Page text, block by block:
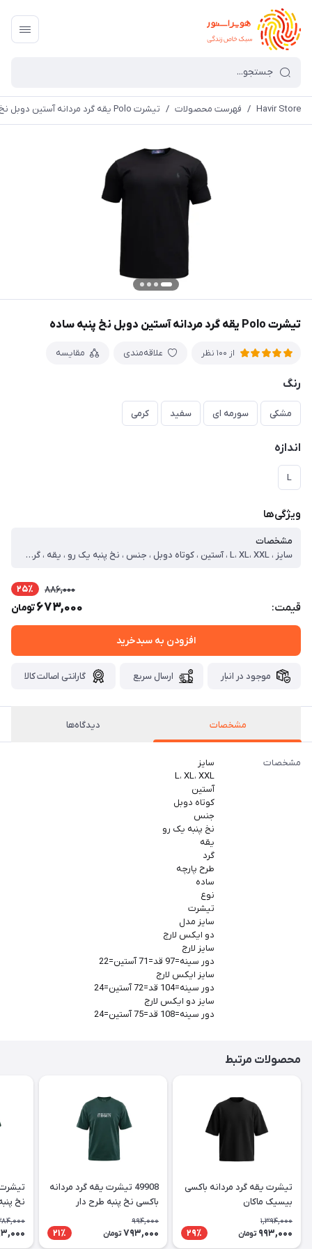
Havir Store
/ فهرست محصولات / تیشرت Polo یقه گرد مردانه آستین دوبل نخ پنبه ساده
تیشرت Polo یقه گرد مردانه آستین دوبل نخ پنبه ساده
از 100 نظر علاقه‌مندی مقایسه
رنگ
مشکی سورمه ای سفید کرمی
اندازه
L
ویژگی‌ها
مشخصات
سایز ، L، XL، XXL ، آستین ، کوتاه دوبل ، جنس ، نخ پنبه یک رو ، یقه ، گرد ، طرح پارچه ، ساده ، نوع ، تیشرت ، سایز مدل ، دو ایکس لارج ، سایز لارج ، دور سینه=97 قد=71 آستین=22 ، سایز ایکس لارج ، دور سینه=104 قد=72 آستین=24 ، سایز دو ایکس لارج ، دور سینه=108 قد=75 آستین=24
قیمت:
886,000 25٪
673,000تومان
افزودن به سبدخرید
موجود در انبار ارسال سریع گارانتی اصالت کالا
مشخصات دیدگاه‌ها
مشخصات
سایز
L، XL، XXL
آستین
کوتاه دوبل
جنس
نخ پنبه یک رو
یقه
گرد
طرح پارچه
ساده
نوع
تیشرت
سایز مدل
دو ایکس لارج
سایز لارج
دور سینه=97 قد=71 آستین=22
سایز ایکس لارج
دور سینه=104 قد=72 آستین=24
سایز دو ایکس لارج
دور سینه=108 قد=75 آستین=24
محصولات مرتبط
تیشرت یقه گرد مردانه باکسی
بیسیک ماکان
1,394,000
993,000 تومان 29٪
49908 تیشرت یقه گرد مردانه
باکسی نخ پنبه طرح دار
994,000
793,000 تومان 21٪
نخ